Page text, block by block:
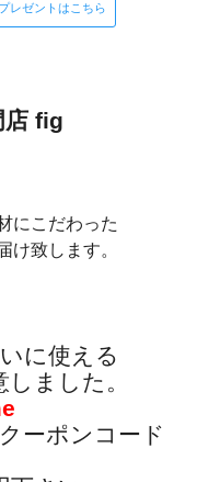
レゼントはこちら
店 fig
にこだわった
け致します。
に使える
ました。
ーポンコード